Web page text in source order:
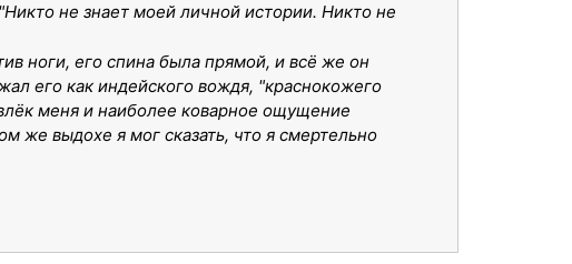
не знает моей личной истории. Никто не
ноги, его спина была прямой, и всё же он
его как индейского вождя, "краснокожего
меня и наиболее коварное ощущение
же выдохе я мог сказать, что я смертельно